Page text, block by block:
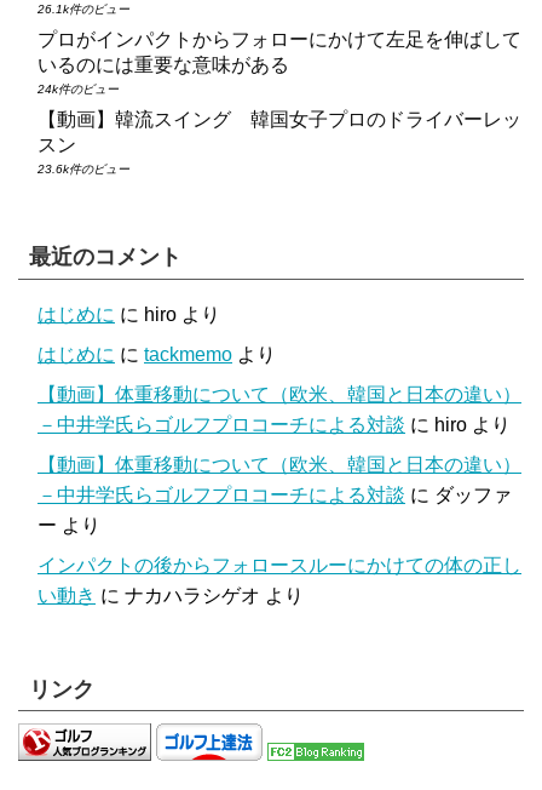
26.1k件のビュー
プロがインパクトからフォローにかけて左足を伸ばして
いるのには重要な意味がある
24k件のビュー
【動画】韓流スイング 韓国女子プロのドライバーレッ
スン
23.6k件のビュー
最近のコメント
はじめに に hiro より
はじめに に tackmemo より
【動画】体重移動について（欧米、韓国と日本の違い）
－中井学氏らゴルフプロコーチによる対談 に hiro より
【動画】体重移動について（欧米、韓国と日本の違い）
－中井学氏らゴルフプロコーチによる対談 に ダッファ
ー より
インパクトの後からフォロースルーにかけての体の正し
い動き に ナカハラシゲオ より
リンク